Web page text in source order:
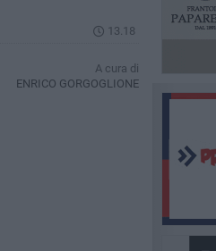
13.18
A cura di
ENRICO GORGOGLIONE